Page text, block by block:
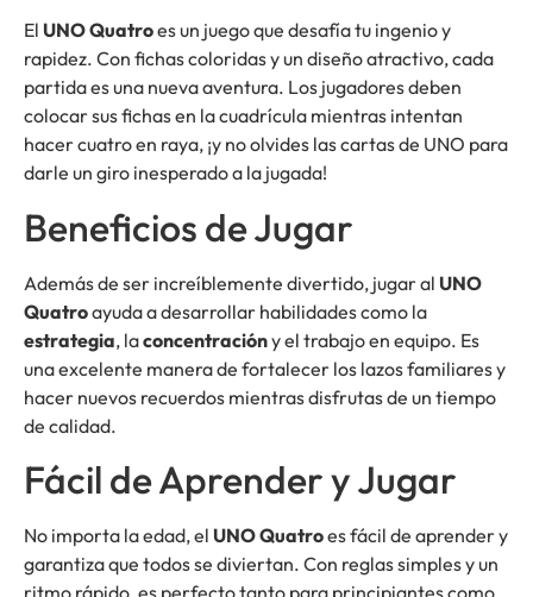
El UNO Quatroes un juego que desafía tu ingenio y
rapidez. Con fichas coloridas y un diseño atractivo, cada
partida es una nueva aventura. Los jugadores deben
colocar sus fichas en la cuadrícula mientras intentan
hacer cuatro en raya, ¡y no olvides las cartas de UNO para
darle un giro inesperado a la jugada!
Beneficios de Jugar
Además de ser increíblemente divertido, jugar al UNO
Quatroayuda a desarrollar habilidades como la
estrategia, laconcentracióny el trabajo en equipo. Es
una excelente manera de fortalecer los lazos familiares y
hacer nuevos recuerdos mientras disfrutas de un tiempo
de calidad.
Fácil de Aprender y Jugar
No importa la edad, el UNO Quatroes fácil de aprender y
garantiza que todos se diviertan. Con reglas simples y un